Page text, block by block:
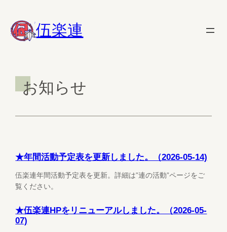
を
伍楽連
お知らせ
★年間活動予定表を更新しました。（2026-05-14)
伍楽連年間活動予定表を更新。詳細は”連の活動”ページをご
覧ください。
★伍楽連HPをリニューアルしました。（2026-05-
07)